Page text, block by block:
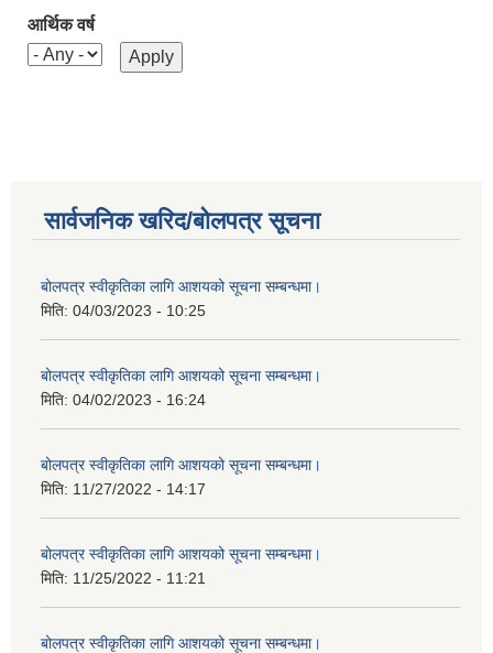
आर्थिक वर्ष
सार्वजनिक खरिद/बोलपत्र सूचना
बोलपत्र स्वीकृतिका लागि आशयको सूचना सम्बन्धमा।
मिति: 04/03/2023 - 10:25
बोलपत्र स्वीकृतिका लागि आशयको सूचना सम्बन्धमा।
मिति: 04/02/2023 - 16:24
बोलपत्र स्वीकृतिका लागि आशयको सूचना सम्बन्धमा।
मिति: 11/27/2022 - 14:17
बोलपत्र स्वीकृतिका लागि आशयको सूचना सम्बन्धमा।
मिति: 11/25/2022 - 11:21
बोलपत्र स्वीकृतिका लागि आशयको सूचना सम्बन्धमा।